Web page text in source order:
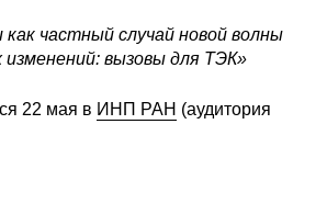
этика
частный случай новой волны
изменений: вызовы для ТЭК»
22 мая в ИНП РАН (аудитория